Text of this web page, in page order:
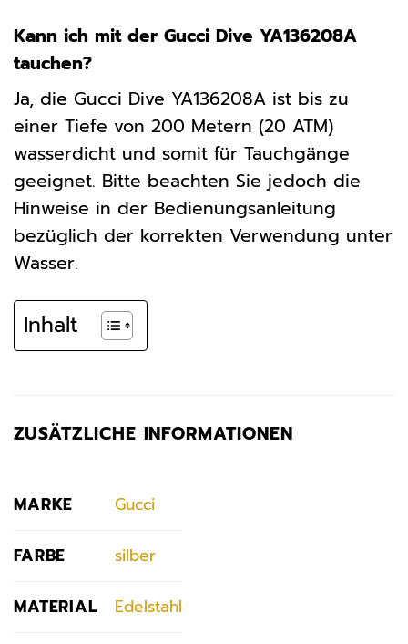
Kann ich mit der Gucci Dive YA136208A
tauchen?
Ja, die Gucci Dive YA136208A ist bis zu
einer Tiefe von 200 Metern (20 ATM)
wasserdicht und somit für Tauchgänge
geeignet. Bitte beachten Sie jedoch die
Hinweise in der Bedienungsanleitung
bezüglich der korrekten Verwendung unter
Wasser.
Inhalt
ZUSÄTZLICHE INFORMATIONEN
MARKE Gucci
FARBE silber
MATERIAL Edelstahl